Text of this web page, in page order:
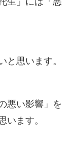
と思います。
悪い影響」を
います。